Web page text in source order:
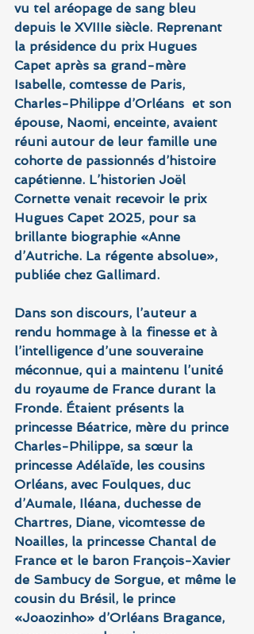
vu tel aréopage de sang bleu
depuis le XVIIIe siècle. Reprenant
la présidence du prix Hugues
Capet après sa grand-mère
Isabelle, comtesse de Paris,
Charles-Philippe d’Orléans  et son
épouse, Naomi, enceinte, avaient
réuni autour de leur famille une
cohorte de passionnés d’histoire
capétienne. L’historien Joël
Cornette venait recevoir le prix
Hugues Capet 2025, pour sa
brillante biographie «Anne
d’Autriche. La régente absolue»,
publiée chez Gallimard.
Dans son discours, l’auteur a
rendu hommage à la finesse et à
l’intelligence d’une souveraine
méconnue, qui a maintenu l’unité
du royaume de France durant la
Fronde. Étaient présents la
princesse Béatrice, mère du prince
Charles-Philippe, sa sœur la
princesse Adélaïde, les cousins
Orléans, avec Foulques, duc
d’Aumale, Iléana, duchesse de
Chartres, Diane, vicomtesse de
Noailles, la princesse Chantal de
France et le baron François-Xavier
de Sambucy de Sorgue, et même le
cousin du Brésil, le prince
«Joaozinho» d’Orléans Bragance,